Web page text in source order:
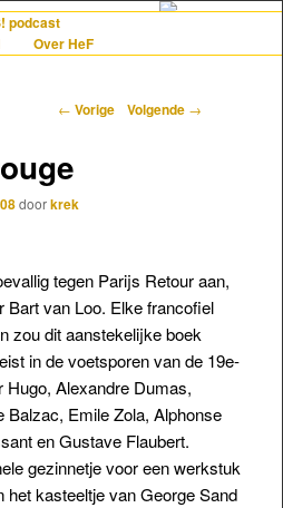
France
die iets met Frankrijk hebben
inhoud
inhoud
podcast
Over HeF
Berichtnavigatie
← Vorige Volgende →
doorkrek
tegen Parijs Retour aan,
Bart van Loo. Elke francofiel
zou dit aanstekelijke boek
in de voetsporen van de 19e-
Alexandre Dumas,
Balzac, Emile Zola, Alphonse
en Gustave Flaubert.
gezinnetje voor een werkstuk
het kasteeltje van George Sand